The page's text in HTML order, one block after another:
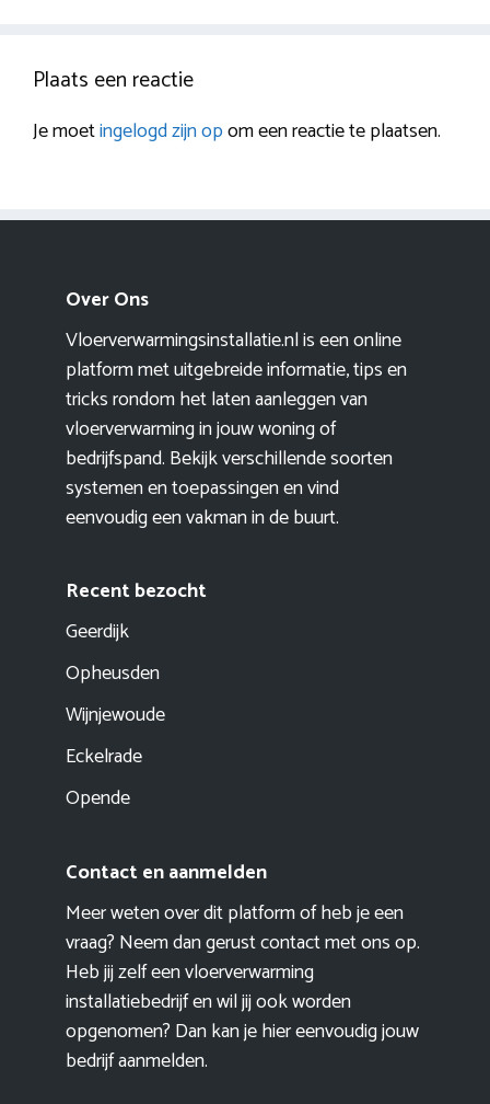
Plaats een reactie
Je moetingelogd zijn opom een reactie te plaatsen.
Over Ons
Vloerverwarmingsinstallatie.nl is een online
platform met uitgebreide informatie, tips en
tricks rondom het laten aanleggen van
vloerverwarming in jouw woning of
bedrijfspand. Bekijk verschillende soorten
systemen en toepassingen en vind
eenvoudig een vakman in de buurt.
Recent bezocht
Geerdijk
Opheusden
Wijnjewoude
Eckelrade
Opende
Contact en aanmelden
Meer weten over dit platform of heb je een
vraag? Neem dan gerust contact met ons op.
Heb jij zelf een vloerverwarming
installatiebedrijf en wil jij ook worden
opgenomen? Dan kan je hier eenvoudigjouw
bedrijf aanmelden.